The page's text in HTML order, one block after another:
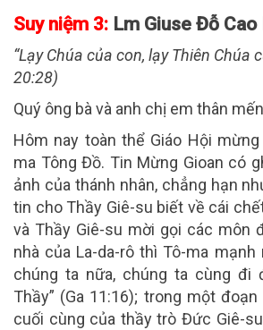
Suy niệm 3: Lm Giuse Đỗ Cao
“Lạy Chúa của con, lạy Thiên Chúa
20:28)
Quý ông bà và anh chị em thân
Hôm nay toàn thể Giáo Hội
ma Tông Đồ. Tin Mừng Gioan có
ảnh của thánh nhân, chẳng hạn
tin cho Thầy Giê-su biết về cái
và Thầy Giê-su mời gọi các môn
nhà của La-da-rô thì Tô-ma mạnh
chúng ta nữa, chúng ta cùng đi
Thầy” (Ga 11:16); trong một
cuối cùng của thầy trò Đức Giê-